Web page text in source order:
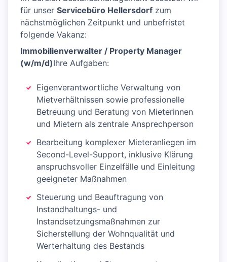
für unser Servicebüro Hellersdorf zum
nächstmöglichen Zeitpunkt und unbefristet
folgende Vakanz:
Immobilienverwalter / Property Manager
(w/m/d)Ihre Aufgaben:
Eigenverantwortliche Verwaltung von
Mietverhältnissen sowie professionelle
Betreuung und Beratung von Mieterinnen
und Mietern als zentrale Ansprechperson
Bearbeitung komplexer Mieteranliegen im
Second-Level-Support, inklusive Klärung
anspruchsvoller Einzelfälle und Einleitung
geeigneter Maßnahmen
Steuerung und Beauftragung von
Instandhaltungs- und
Instandsetzungsmaßnahmen zur
Sicherstellung der Wohnqualität und
Werterhaltung des Bestands